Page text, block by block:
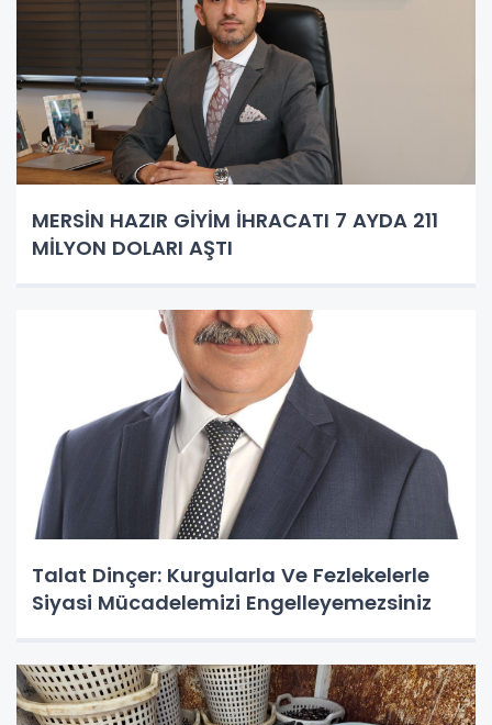
MERSİN HAZIR GİYİM İHRACATI 7 AYDA 211
MİLYON DOLARI AŞTI
Talat Dinçer: Kurgularla Ve Fezlekelerle
Siyasi Mücadelemizi Engelleyemezsiniz